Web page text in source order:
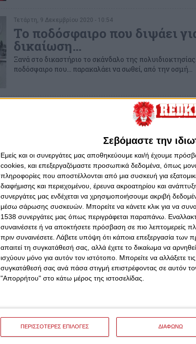
Σεβόμαστε την
Εμείς και οι συνεργάτες μας αποθηκεύουμε και/ή έχουμε
cookies, και επεξεργαζόμαστε προσωπικά δεδομένα, όπως
πληροφορίες που αποστέλλονται από μια συσκευή για
διαφήμισης και περιεχομένου, έρευνα ακροατηρίου και
συνεργάτες μας ενδέχεται να χρησιμοποιήσουμε ακριβή
μέσω σάρωσης συσκευών. Μπορείτε να κάνετε κλικ για να
1538 συνεργάτες μας όπως περιγράφεται παραπάνω.
συναινέσετε ή να αποκτήσετε πρόσβαση σε πιο λεπτομερείς
πριν συναινέσετε. Λάβετε υπόψη ότι κάποια επεξεργασία των
απαιτεί τη συγκατάθεσή σας, αλλά έχετε το δικαίωμα να
ισχύουν μόνο για αυτόν τον ιστότοπο. Μπορείτε να αλλάξετε
συγκατάθεσή σας ανά πάσα στιγμή επιστρέφοντας σε αυτόν
"Απορρήτου" στο κάτω μέρος της ιστοσελίδας.
ΠΕΡΙΣΣΟΤΕΡΕΣ ΕΠΙΛΟΓΕΣ ΔΙΑΦΩΝΩ
Τετάρτη, 9 Δεκεμβρίου 2020 - 10:54
Το ποδόσφαιρο που διψάει
δικαίωση…
Ξανά στο δικαστήριο το σκάνδαλο της
ποδόσφαιρο που… παρακαλάει να σωθεί, από την οσμή…
Αποδείξτε με νέα στοιχεία
αθωότητα σας, διαφορετικά -7
πείτε και ευχαριστώ!
Ο Αλέκος γράφει στο Redking για τους…
Εφέσεων που έφτασε!
Παρασκευή, 11 Σεπτεμβρίου 2020 - 11:15
Μαρούπα: «Προς οπαδούς
ΠΑΟΚ…»
Το μέλος της ΕΕΑ διέψευσε ότι η Επιτροπή έδωσε
μεταβίβαση των μετοχών της Ξάνθης.
Πέμπτη, 27 Αυγούστου 2020 - 14:15
Ξάνθης
Νέες, ενδιαφέρουσες ατάκες, από τον ιδιοκτήτη της